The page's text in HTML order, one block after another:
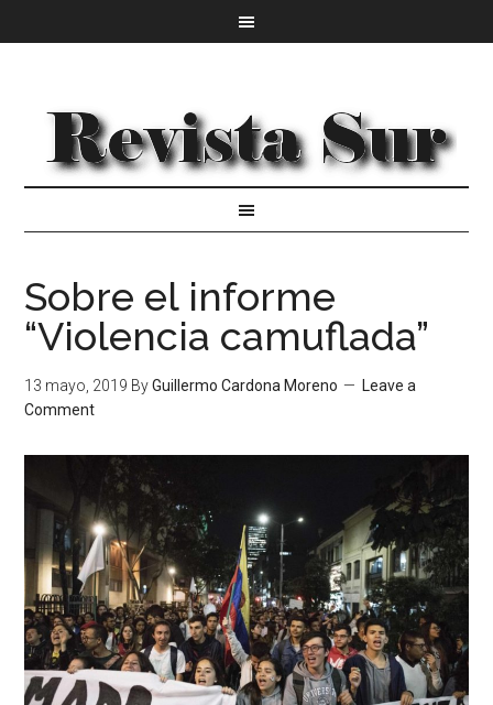
Sobre el informe
“Violencia camuflada”
13 mayo, 2019 ByGuillermo Cardona Moreno
Leave a
Comment